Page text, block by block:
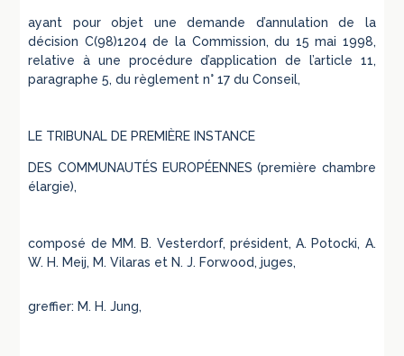
ayant pour objet une demande d’annulation de la
décision C(98)1204 de la Commission, du 15 mai 1998,
relative à une procédure d’application de l’article 11,
paragraphe 5, du règlement n° 17 du Conseil,
LE TRIBUNAL DE PREMIÈRE INSTANCE
DES COMMUNAUTÉS EUROPÉENNES (première chambre
élargie),
composé de MM. B. Vesterdorf, président, A. Potocki, A.
W. H. Meij, M. Vilaras et N. J. Forwood, juges,
greffier: M. H. Jung,